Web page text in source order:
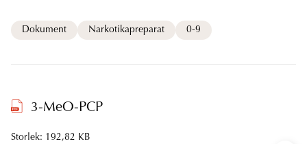
Dokument Narkotikapreparat 0-9
3-MeO-PCP
Storlek: 192,82 KB